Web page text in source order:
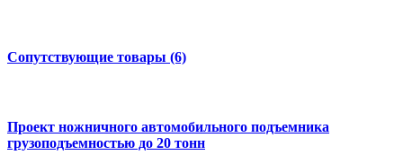
Сопутствующие товары (6)
Проект ножничного автомобильного подъемника
грузоподъемностью до 20 тонн